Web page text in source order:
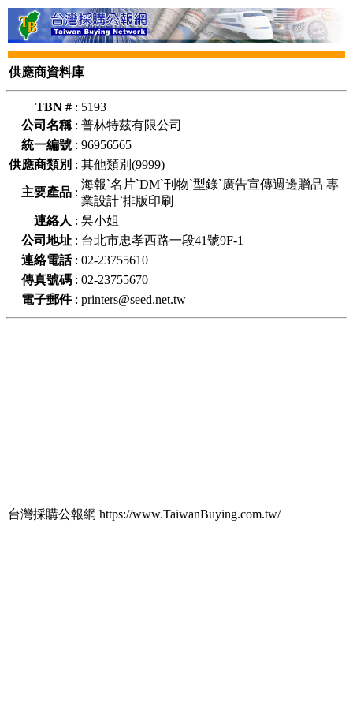
供應商資料庫
TBN # : 5193
公司名稱: 普林特茲有限公司
統一編號 : 96956565
供應商類別 : 其他類別(9999)
主要產品 :
海報ˋ名片ˋDMˋ刊物ˋ型錄ˋ廣告宣傳週邊贈品 專
業設計ˋ排版印刷
連絡人 : 吳小姐
公司地址 : 台北市忠孝西路一段41號9F-1
連絡電話: 02-23755610
傳真號碼 : 02-23755670
電子郵件: printers@seed.net.tw
台灣採購公報網 https://www.TaiwanBuying.com.tw/